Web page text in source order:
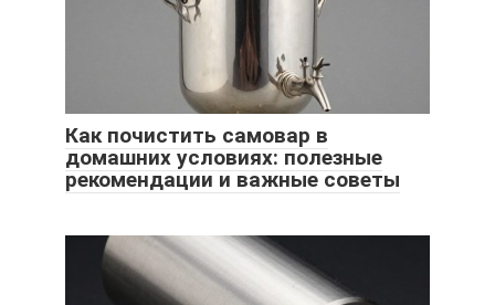
Как почистить самовар в
домашних условиях: полезные
рекомендации и важные советы